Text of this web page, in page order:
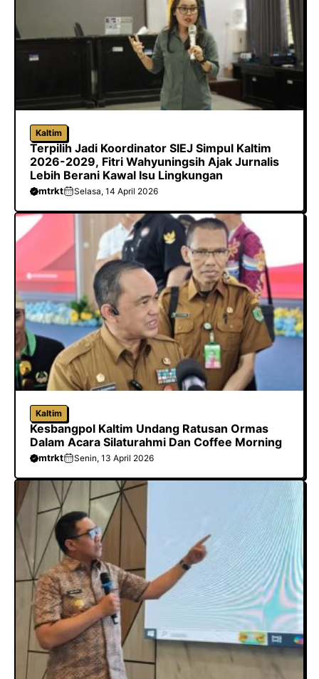
Kaltim
Terpilih Jadi Koordinator SIEJ Simpul Kaltim
2026-2029, Fitri Wahyuningsih Ajak Jurnalis
Lebih Berani Kawal Isu Lingkungan
mtrkt Selasa, 14 April 2026
Kaltim
Kesbangpol Kaltim Undang Ratusan Ormas
Dalam Acara Silaturahmi Dan Coffee Morning
mtrkt Senin, 13 April 2026